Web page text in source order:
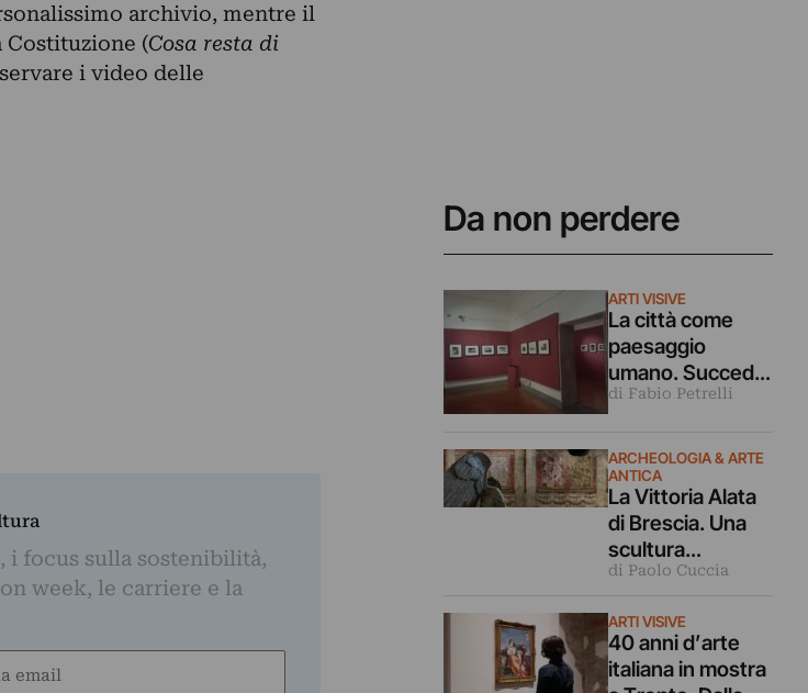
archivio, mentre il
Costituzione (Cosa resta di
i video delle
i focus sulla sostenibilità,
week, le carriere e la
Da non perdere
ARTI VISIVE
La città come
paesaggio
umano. Succede
nelle fotografie di
in mostra a
Roma
di Fabio Petrelli
ARCHEOLOGIA & ARTE
ANTICA
La Vittoria Alata
di Brescia. Una
scultura
leggendaria vista
fotografi
di Paolo Cuccia
ARTI VISIVE
40 anni d’arte
italiana in mostra